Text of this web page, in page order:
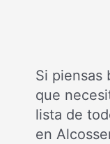
Si piensas
que
lista de
en